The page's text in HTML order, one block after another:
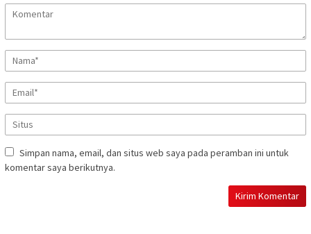
Simpan nama, email, dan situs web saya pada peramban ini untuk
komentar saya berikutnya.